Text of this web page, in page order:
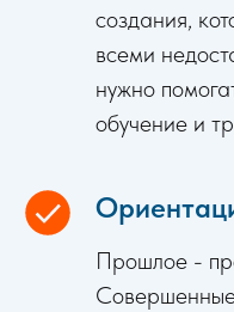
создания,
всеми
нужно
обучение и
Прошлое -